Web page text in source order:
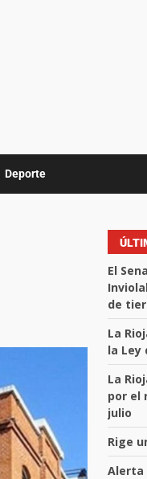
Deporte
El
de
La
la Ley
La
por el
julio
Rige
Alerta